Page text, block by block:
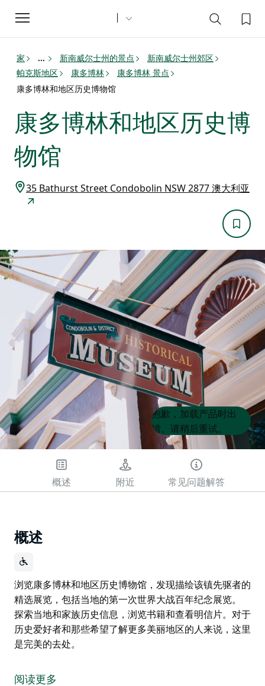
Toggle
navigation
家 ... 新南威尔士州的景点
新南威尔士州郊区
帕克斯地区
康多博林
康多博林 景点
康多博林和地区历史博物馆
康多博林和地区历史博
物馆
35 Bathurst Street Condobolin NSW 2877 澳大利亚
Product
List
Product
List
抱歉，加载产品时出
错。请稍后重试。
概述 附近 常见问题解答
概述
浏览康多博林和地区历史博物馆，发现描绘该镇先驱者的
精选展览，包括当地的第一次世界大战百年纪念展览。
探索当地和家族历史信息，浏览书籍和查看明信片。对于
历史爱好者和那些希望了解更多美丽地区的人来说，这里
是完美的去处。
精选展览，包括当地的第一次世界大战百年纪念展览。
阅读更多